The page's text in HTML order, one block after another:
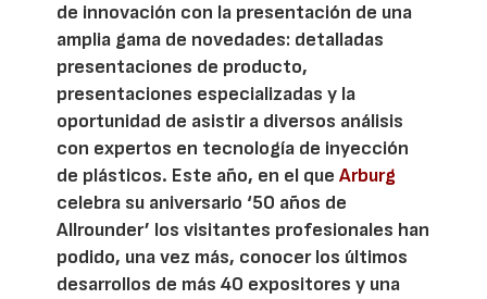
de innovación con la presentación de una
amplia gama de novedades: detalladas
presentaciones de producto,
presentaciones especializadas y la
oportunidad de asistir a diversos análisis
con expertos en tecnología de inyección
de plásticos. Este año, en el queArburg
celebra su aniversario ‘50 años de
Allrounder’ los visitantes profesionales han
podido, una vez más, conocer los últimos
desarrollos de más 40 expositores y una